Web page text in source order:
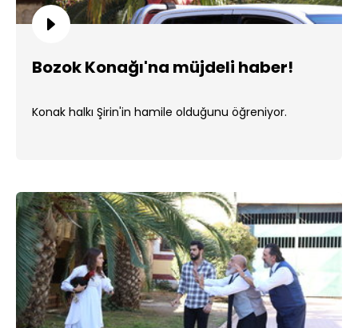
Bozok Konağı'na müjdeli haber!
Konak halkı Şirin'in hamile olduğunu öğreniyor.